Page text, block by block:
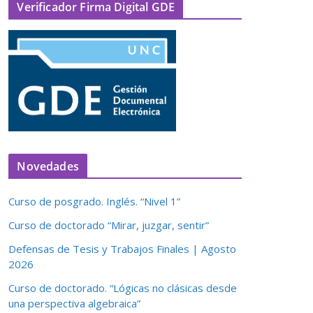
Verificador Firma Digital GDE
Novedades
Curso de posgrado. Inglés. “Nivel 1”
Curso de doctorado “Mirar, juzgar, sentir”
Defensas de Tesis y Trabajos Finales | Agosto
2026
Curso de doctorado. “Lógicas no clásicas desde
una perspectiva algebraica”